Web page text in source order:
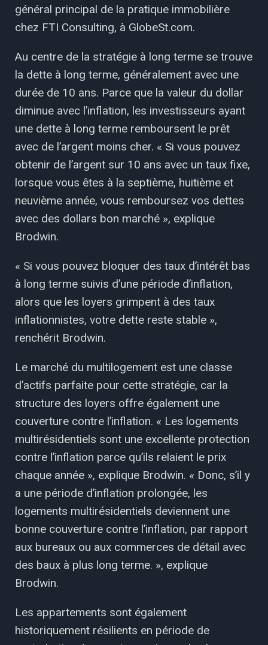
général principal de la pratique immobilière
chez FTI Consulting, à GlobeSt.com.
Au centre de la stratégie à long terme se trouve
la dette à long terme, généralement avec une
durée de 10 ans. Parce que la valeur du dollar
diminue avec l’inflation, les investisseurs ayant
une dette à long terme remboursent le prêt
avec de l’argent moins cher. « Si vous pouvez
obtenir de l’argent sur 10 ans avec un taux fixe,
lorsque vous êtes à la septième, huitième et
neuvième année, vous remboursez vos dettes
avec des dollars bon marché », explique
Brodwin.
« Si vous pouvez bloquer des taux d’intérêt bas
à long terme suivis d’une période d’inflation,
alors que les loyers grimpent à des taux
inflationnistes, votre dette reste stable »,
renchérit Brodwin.
Le marché du multilogement est une classe
d’actifs parfaite pour cette stratégie, car la
structure des loyers offre également une
couverture contre l’inflation. « Les logements
multirésidentiels sont une excellente protection
contre l’inflation parce qu’ils relaient le prix
chaque année », explique Brodwin. « Donc, s’il y
a une période d’inflation prolongée, les
logements multirésidentiels deviennent une
bonne couverture contre l’inflation, par rapport
aux bureaux ou aux commerces de détail avec
des baux à plus long terme. », explique
Brodwin.
Les appartements sont également
historiquement résilients en période de